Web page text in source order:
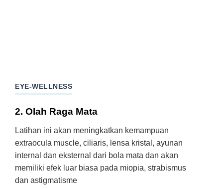
EYE-WELLNESS
2. Olah Raga Mata
Latihan ini akan meningkatkan kemampuan
extraocula muscle, ciliaris, lensa kristal, ayunan
internal dan eksternal dari bola mata dan akan
memiliki efek luar biasa pada miopia, strabismus
dan astigmatisme